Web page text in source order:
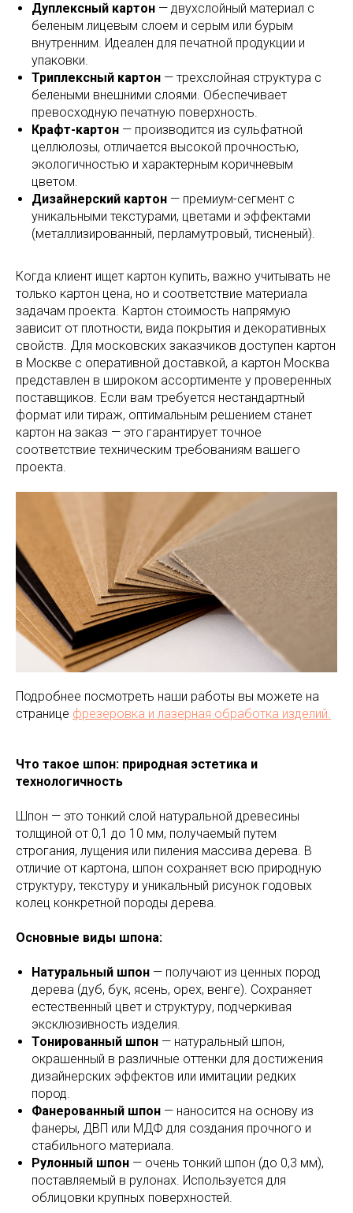
Дуплексный картон — двухслойный материал с
беленым лицевым слоем и серым или бурым
внутренним. Идеален для печатной продукции и
упаковки.
Триплексный картон — трехслойная структура с
белеными внешними слоями. Обеспечивает
превосходную печатную поверхность.
Крафт-картон — производится из сульфатной
целлюлозы, отличается высокой прочностью,
экологичностью и характерным коричневым
цветом.
Дизайнерский картон — премиум-сегмент с
уникальными текстурами, цветами и эффектами
(металлизированный, перламутровый, тисненый).
Когда клиент ищет картон купить, важно учитывать не
только картон цена, но и соответствие материала
задачам проекта. Картон стоимость напрямую
зависит от плотности, вида покрытия и декоративных
свойств. Для московских заказчиков доступен картон
в Москве с оперативной доставкой, а картон Москва
представлен в широком ассортименте у проверенных
поставщиков. Если вам требуется нестандартный
формат или тираж, оптимальным решением станет
картон на заказ — это гарантирует точное
соответствие техническим требованиям вашего
проекта.
Подробнее посмотреть наши работы вы можете на
странице фрезеровка и лазерная обработка изделий.
Что такое шпон: природная эстетика и
технологичность
Шпон — это тонкий слой натуральной древесины
толщиной от 0,1 до 10 мм, получаемый путем
строгания, лущения или пиления массива дерева. В
отличие от картона, шпон сохраняет всю природную
структуру, текстуру и уникальный рисунок годовых
колец конкретной породы дерева.
Основные виды шпона:
Натуральный шпон — получают из ценных пород
дерева (дуб, бук, ясень, орех, венге). Сохраняет
естественный цвет и структуру, подчеркивая
эксклюзивность изделия.
Тонированный шпон — натуральный шпон,
окрашенный в различные оттенки для достижения
дизайнерских эффектов или имитации редких
пород.
Фанерованный шпон — наносится на основу из
фанеры, ДВП или МДФ для создания прочного и
стабильного материала.
Рулонный шпон — очень тонкий шпон (до 0,3 мм),
поставляемый в рулонах. Используется для
облицовки крупных поверхностей.